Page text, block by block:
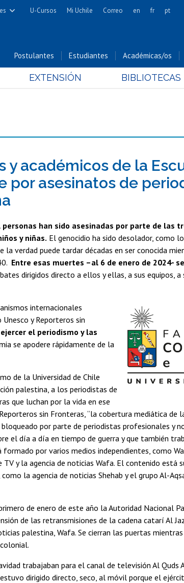
Físicas y Matemáticas
Cs. Forestales y
y Farmacéuticas
Cs. Sociales
Avanzados en Educación
Estudios Internacionales
y Tecnología de
Alimentos
Hospital Clínico
U-Cursos Mi Uchile Correo en fr pt
Postulantes Estudiantes Académicas/os
EXTENSIÓN BIBLIOTECAS
y académicos de la
por asesinatos de
personas han sido asesinadas por parte de las
y niñas. El genocidio ha sido desolador, como
verdad puede tardar décadas en ser conocida
Entre esas muertes –al 6 de enero de 2024-
dirigidos directo a ellos y ellas, a sus equipos,
internacionales
y Reporteros sin
el periodismo y las
se apodere rápidamente de la
de la Universidad de Chile
palestina, a los periodistas de
que luchan por la vida en ese
sin Fronteras, “la cobertura mediática de
por parte de periodistas profesionales y
el día a día en tiempo de guerra y que también
por varios medios independientes, como
y la agencia de noticias Wafa. El contenido
la agencia de noticias Shehab y el grupo Al-
de enero de este año la Autoridad Nacional
de las retransmisiones de la cadena catarí Al
palestina, Wafa. Se cierran las puertas
trabajaban para el canal de televisión Al Quds
dirigido directo, seco, al móvil porque el